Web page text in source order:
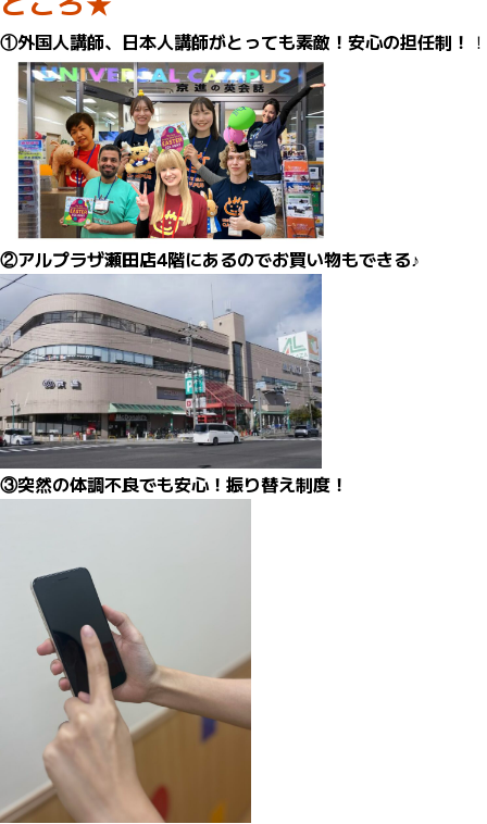
①外国人講師、日本人講師がとっても素敵！安心の担任制！ ！
②アルプラザ瀬田店4階にあるのでお買い物もできる♪
③突然の体調不良でも安心！振り替え制度！